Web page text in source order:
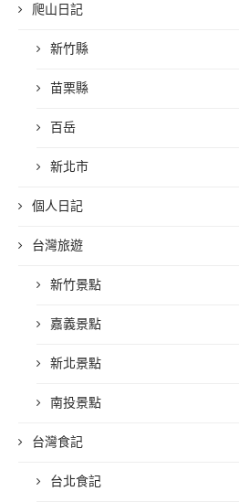
爬山日記
新竹縣
苗栗縣
百岳
新北市
個人日記
台灣旅遊
新竹景點
嘉義景點
新北景點
南投景點
台灣食記
台北食記